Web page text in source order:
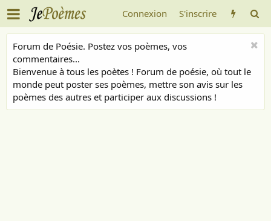
Connexion S'inscrire
Forum de Poésie. Postez vos poèmes, vos
commentaires...
Bienvenue à tous les poètes ! Forum de poésie, où tout le
monde peut poster ses poèmes, mettre son avis sur les
poèmes des autres et participer aux discussions !